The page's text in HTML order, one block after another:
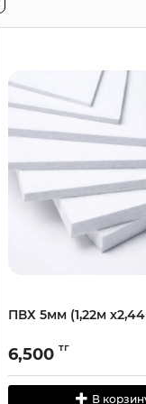
ПВХ 5мм (1,22м
6,500 тг
В